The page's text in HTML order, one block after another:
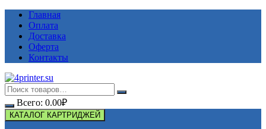
Перейти
содержимому
Главная
Оплата
Доставка
Оферта
Контакты
Всего: 0.00₽
КАТАЛОГ КАРТРИДЖЕЙ